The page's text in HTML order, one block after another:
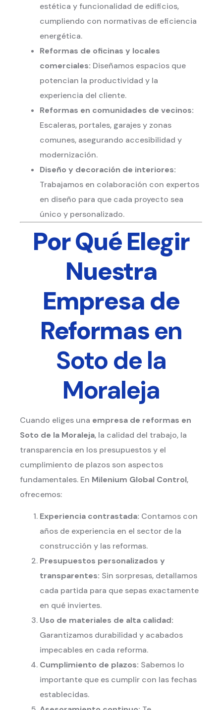
estética y funcionalidad de edificios,
cumpliendo con normativas de eficiencia
energética.
Reformas de oficinas y locales
comerciales: Diseñamos espacios que
potencian la productividad y la
experiencia del cliente.
Reformas en comunidades de vecinos:
Escaleras, portales, garajes y zonas
comunes, asegurando accesibilidad y
modernización.
Diseño y decoración de interiores:
Trabajamos en colaboración con expertos
en diseño para que cada proyecto sea
único y personalizado.
Por Qué Elegir
Nuestra
Empresa de
Reformasen
Soto de la
Moraleja
Cuando eliges una empresa de reformas en
Soto de la Moraleja, la calidad del trabajo, la
transparencia en los presupuestos y el
cumplimiento de plazos son aspectos
fundamentales. En Milenium Global Control,
ofrecemos:
Experiencia contrastada: Contamos con
años de experiencia en el sector de la
construcción y las reformas.
Presupuestos personalizados y
transparentes: Sin sorpresas, detallamos
cada partida para que sepas exactamente
en qué inviertes.
Uso de materiales de alta calidad:
Garantizamos durabilidad y acabados
impecables en cada reforma.
Cumplimiento de plazos: Sabemos lo
importante que es cumplir con las fechas
establecidas.